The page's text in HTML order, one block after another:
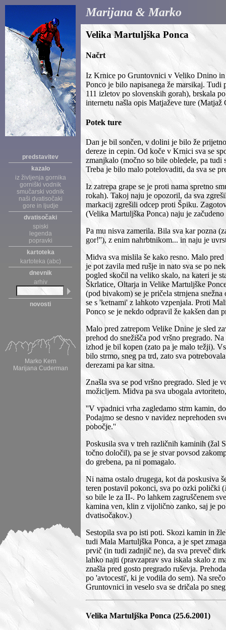
predstavitev
kazalo
iz življenja gornika
gorniški vodnik
smučarski vodnik
naši dvatisočaki
gore in ljudje
dvatisočaki
spiski
legenda
popravki
kartoteka
kartoteka (abc)
dnevnik
arhiv
novosti
Marko Kern
Marijana Cuderman
Marijana & Marko
Velika Martuljška Ponca
Načrt
Iz Krnice po Gruntovnici v Veliko Dnino in
Ponco je bilo napisanega že marsikaj.
111 izletov po slovenskih gorah), brskala
internetu našla opis Matjaževe ture
Potek ture
Dan je bil sončen, v dolini je bilo že
dereze in cepin. Od koče v Krnici sva se
zmanjkalo (močno so bile obledele, pa
Treba je bilo malo potelovaditi, da sva se
Iz zatrepa grape se je proti nama spretno
rokah). Takoj naju je opozoril, da sva
markacij zgrešili odcep proti Špiku.
(Velika Martuljška Ponca) naju je
Pa mu nisva zamerila. Bila sva kar pozna
gor!''), z enim nahrbtnikom... in naju je
Midva sva mislila še kako resno. Malo
je pot zavila med rušje in nato sva se po
pogled skočil na veliko skalo, na kateri je
Škrlatice, Oltarja in Velike Martuljške
(pod bivakom) se je pričela strnjena
se s 'ketnami' z lahkoto vzpenjala. Proti
Ponco se je nekdo odpravil že kakšen dan
Malo pred zatrepom Velike Dnine je sled
prehod do snežišča pod vršno pregrado.
izhod je bil kopen (zato pa je malo težji).
bilo strmo, sneg pa trd, zato sva
derezami pa kar sitna.
Znašla sva se pod vršno pregrado. Sled
možicljem. Midva pa sva ubogala
''V vpadnici vrha zagledamo strm kamin,
Podajmo se desno v navidez neprehoden
pobočje.''
Poskusila sva v treh različnih kaminih (žal
točno določil), pa se je stvar povsod
do grebena, pa ni pomagalo.
Ni nama ostalo drugega, kot da poskusiva
teren postavil pokonci, sva po ozki polički (
so bile le za II-. Po lahkem zagruščenem
kamina ven, klin z vijolično zanko, saj je
dvatisočakov.)
Sestopila sva po isti poti. Skozi kamin in
tudi Mala Martuljška Ponca, a je spet
prvič (in tudi zadnjič ne), da sva preveč
lahko najti (pravzaprav sva iskala skalo z
znašla pred gosto pregrado ruševja.
po 'avtocesti', ki je vodila do sem). Na
Gruntovnici in veselo sva se dričala po
Velika Martuljška Ponca (25.6.2001)